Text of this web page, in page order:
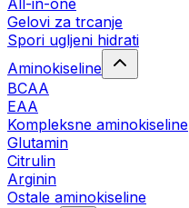
All-in-one
Gelovi za trcanje
Spori ugljeni hidrati
Aminokiseline
BCAA
ЕАА
Kompleksne aminokiseline
Glutamin
Citrulin
Arginin
Ostale aminokiseline